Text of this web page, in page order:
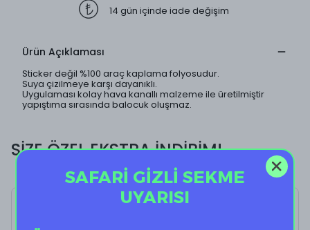
14 gün içinde iade değişim
Ürün Açıklaması
Sticker değil %100 araç kaplama folyosudur.
Suya çizilmeye karşı dayanıklı.
Uygulaması kolay hava kanallı malzeme ile üretilmiştir
yapıştıma sırasında balocuk oluşmaz.
SİZE ÖZEL EKSTRA İNDİRİM!
SAFARİ GİZLİ SEKME
UYARISI